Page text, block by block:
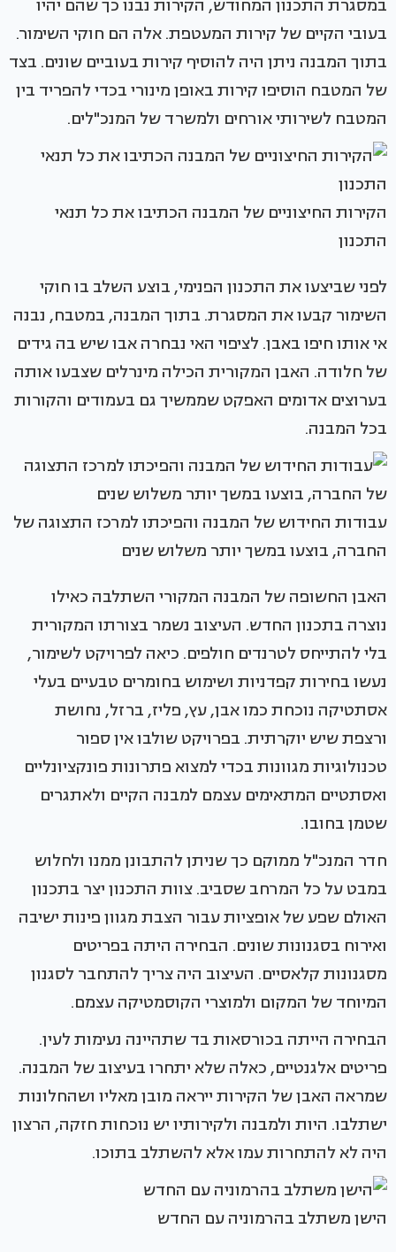
במסגרת התכנון המחודש, הקירות נבנו כך שהם יהיו
בעובי הקיים של קירות המעטפת. אלה הם חוקי השימור.
בתוך המבנה ניתן היה להוסיף קירות בעוביים שונים. בצד
של המטבח הוסיפו קירות באופן מינורי בכדי להפריד בין
המטבח לשירותי אורחים ולמשרד של המנכ"לים.
הקירות החיצוניים של המבנה הכתיבו את כל תנאי
התכנון
לפני שביצעו את התכנון הפנימי, בוצע השלב בו חוקי
השימור קבעו את המסגרת. בתוך המבנה, במטבח, נבנה
אי אותו חיפו באבן. לציפוי האי נבחרה אבו שיש בה גידים
של חלודה. האבן המקורית הכילה מינרלים שצבעו אותה
בערוצים אדומים האפקט שממשיך גם בעמודים והקורות
בכל המבנה.
עבודות החידוש של המבנה והפיכתו למרכז התצוגה של
החברה, בוצעו במשך יותר משלוש שנים
האבן החשופה של המבנה המקורי השתלבה כאילו
נוצרה בתכנון החדש. העיצוב נשמר בצורתו המקורית
בלי להתייחס לטרנדים חולפים. כיאה לפרויקט לשימור,
נעשו בחירות קפדניות ושימוש בחומרים טבעיים בעלי
אסתטיקה נוכחת כמו אבן, עץ, פליז, ברזל, נחושת
ורצפת שיש יוקרתית. בפרויקט שולבו אין ספור
טכנולוגיות מגוונות בכדי למצוא פתרונות פונקציונליים
ואסתטיים המתאימים עצמם למבנה הקיים ולאתגרים
שטמן בחובו.
חדר המנכ"ל ממוקם כך שניתן להתבונן ממנו ולחלוש
במבט על כל המרחב שסביב. צוות התכנון יצר בתכנון
האולם שפע של אופציות עבור הצבת מגוון פינות ישיבה
ואירוח בסגנונות שונים. הבחירה היתה בפריטים
מסגנונות קלאסיים. העיצוב היה צריך להתחבר לסגנון
המיוחד של המקום ולמוצרי הקוסמטיקה עצמם.
הבחירה הייתה בכורסאות בד שתהיינה נעימות לעין.
פריטים אלגנטיים, כאלה שלא יתחרו בעיצוב של המבנה.
שמראה האבן של הקירות ייראה מובן מאליו ושהחלונות
ישתלבו. היות ולמבנה ולקירותיו יש נוכחות חזקה, הרצון
היה לא להתחרות עמו אלא להשתלב בתוכו.
הישן משתלב בהרמוניה עם החדש